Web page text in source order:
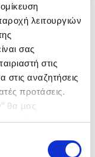
λειτουργιών
σας
στις
στις αναζητήσεις
προτάσεις.
’’ θα μας
παρακάτω με την